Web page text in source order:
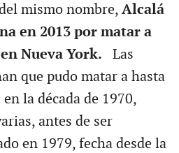
mismo nombre, Alcalá
en 2013 por matar a
Nueva York. Las
que pudo matar a hasta
la década de 1970,
antes de ser
en 1979, fecha desde la